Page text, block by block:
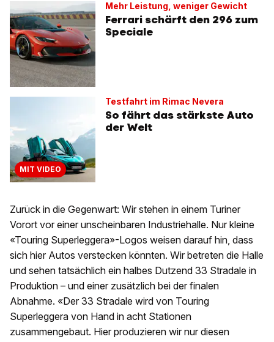
Mehr Leistung, weniger Gewicht
Ferrari schärft den 296 zum
Speciale
MIT VIDEO
Testfahrt im Rimac Nevera
So fährt das stärkste Auto
der Welt
Zurück in die Gegenwart: Wir stehen in einem Turiner
Vorort vor einer unscheinbaren Industriehalle. Nur kleine
«Touring Superleggera»-Logos weisen darauf hin, dass
sich hier Autos verstecken könnten. Wir betreten die Halle
und sehen tatsächlich ein halbes Dutzend 33 Stradale in
Produktion – und einer zusätzlich bei der finalen
Abnahme. «Der 33 Stradale wird von Touring
Superleggera von Hand in acht Stationen
zusammengebaut. Hier produzieren wir nur diesen